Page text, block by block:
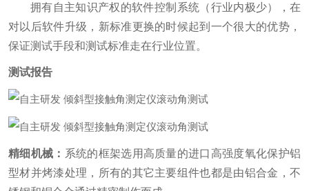
拥有自主知识产权的软件控制系统（行业内极少），在
对以后软件升级，新标准更换的时候起到一个很大的优势，
保证测试手段和测试标准走在行业位置。
测试报告
精细机械： 系统的框架选用高质量的进口高强度氧化保护铝
型材并烤漆处理，所有的其它主要组件也都是由铝合金，不